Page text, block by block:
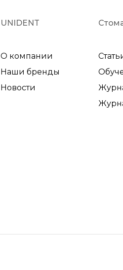
UNIDENT
О компании
Наши бренды
Новости